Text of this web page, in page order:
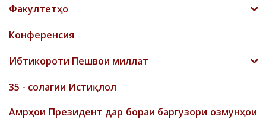
Факултетҳо
Конференсия
Ибтикороти Пешвои миллат
35 - солагии Истиқлол
Амрҳои Президент дар бораи баргузори озмунҳои